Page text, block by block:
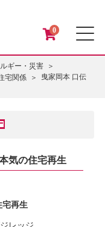
0
ギー・災害
宅関係
曳家岡本 口伝
気の住宅再生
再生
レッジ